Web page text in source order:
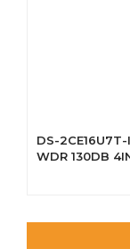
DS-
WDR 130DB